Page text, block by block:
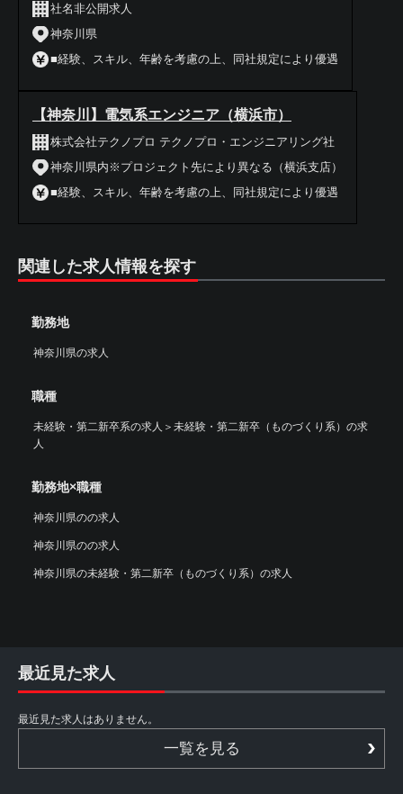
社名非公開求人
神奈川県
■経験、スキル、年齢を考慮の上、同社規定により優遇
【神奈川】電気系エンジニア（横浜市）
株式会社テクノプロ テクノプロ・エンジニアリング社
神奈川県内※プロジェクト先により異なる（横浜支店）
■経験、スキル、年齢を考慮の上、同社規定により優遇
関連した求人情報を探す
勤務地
神奈川県の求人
職種
未経験・第二新卒系の求人 ＞ 未経験・第二新卒（ものづくり系）の求
人
勤務地×職種
神奈川県のの求人
神奈川県のの求人
神奈川県の未経験・第二新卒（ものづくり系）の求人
最近見た求人
最近見た求人はありません。
一覧を見る